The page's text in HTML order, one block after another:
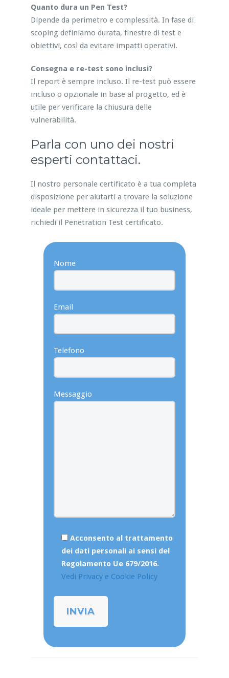
Quanto dura un Pen Test?
Dipende da perimetro e complessità. In fase di
scoping definiamo durata, finestre di test e
obiettivi, così da evitare impatti operativi.
Consegna e re-test sono inclusi?
Il report è sempre incluso. Il re-test può essere
incluso o opzionale in base al progetto, ed è
utile per verificare la chiusura delle
vulnerabilità.
Parla con uno dei nostri
esperti contattaci.
Il nostro personale certificato è a tua completa
disposizione per aiutarti a trovare la soluzione
ideale per mettere in sicurezza il tuo business,
richiedi il Penetration Test certificato.
Nome
Email
Telefono
Messaggio
Acconsento al trattamento
dei dati personali ai sensi del
Regolamento Ue 679/2016.
Vedi Privacy e Cookie Policy